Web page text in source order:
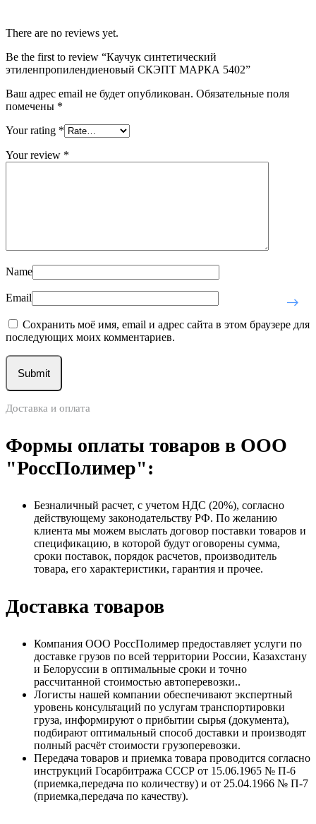
There are no reviews yet.
Be the first to review “Каучук синтетический
этиленпропилендиеновый СКЭПТ МАРКА 5402”
Ваш адрес email не будет опубликован. Обязательные поля
помечены *
Your rating *
Your review *
Name
Email
Сохранить моё имя, email и адрес сайта в этом браузере для
последующих моих комментариев.
Доставка и оплата
Формы оплаты товаров в ООО
"РоссПолимер":
Безналичный расчет, с учетом НДС (20%), согласно
действующему законодательству РФ. По желанию
клиента мы можем выслать договор поставки товаров и
спецификацию, в которой будут оговорены сумма,
сроки поставок, порядок расчетов, производитель
товара, его характеристики, гарантия и прочее.
Доставка товаров
Компания ООО РоссПолимер предоставляет услуги по
доставке грузов по всей территории России, Казахстану
и Белоруссии в оптимальные сроки и точно
рассчитанной стоимостью автоперевозки..
Логисты нашей компании обеспечивают экспертный
уровень консультаций по услугам транспортировки
груза, информируют о прибытии сырья (документа),
подбирают оптимальный способ доставки и производят
полный расчёт стоимости грузоперевозки.
Передача товаров и приемка товара проводится согласно
инструкций Госарбитража СССР от 15.06.1965 № П-6
(приемка,передача по количеству) и от 25.04.1966 № П-7
(приемка,передача по качеству).